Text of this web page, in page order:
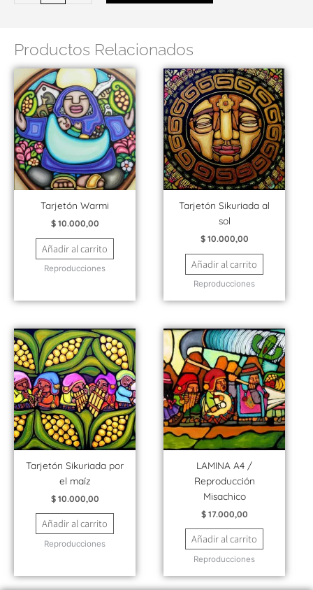
Charanguito
del
maíz
cantidad
Productos Relacionados
Tarjetón Warmi
$10.000,00
Añadir al carrito
Reproducciones
Tarjetón Sikuriada al
sol
$10.000,00
Añadir al carrito
Reproducciones
Tarjetón Sikuriada por
el maíz
$10.000,00
Añadir al carrito
Reproducciones
LAMINA A4 /
Reproducción
Misachico
$17.000,00
Añadir al carrito
Reproducciones